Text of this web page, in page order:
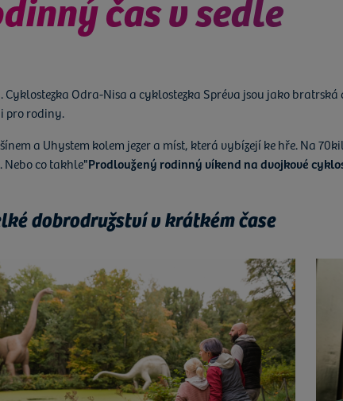
Odra-Nisa a cyklostezka Spréva jsou jako bratrská
pro rodiny.
a Uhystem kolem jezer a míst, která vybízejí ke hře. Na
Nebo co takhle"Prodloužený rodinný víkend na dvojkové
dobrodružství v krátkém čase